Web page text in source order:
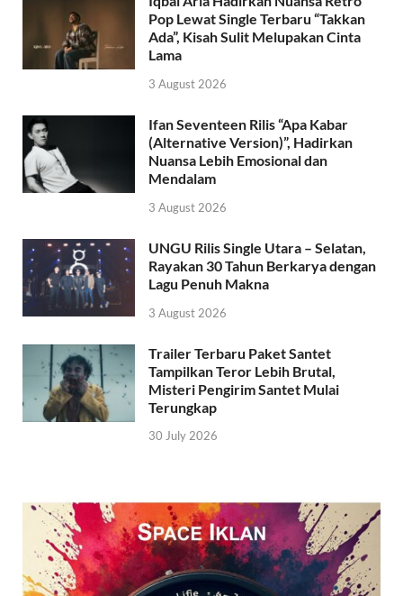
Pop Lewat Single Terbaru “Takkan
Ada”, Kisah Sulit Melupakan Cinta
Lama
3 August 2026
Ifan Seventeen Rilis “Apa Kabar
(Alternative Version)”, Hadirkan
Nuansa Lebih Emosional dan
Mendalam
3 August 2026
UNGU Rilis Single Utara – Selatan,
Rayakan 30 Tahun Berkarya dengan
Lagu Penuh Makna
3 August 2026
Trailer Terbaru Paket Santet
Tampilkan Teror Lebih Brutal,
Misteri Pengirim Santet Mulai
Terungkap
30 July 2026